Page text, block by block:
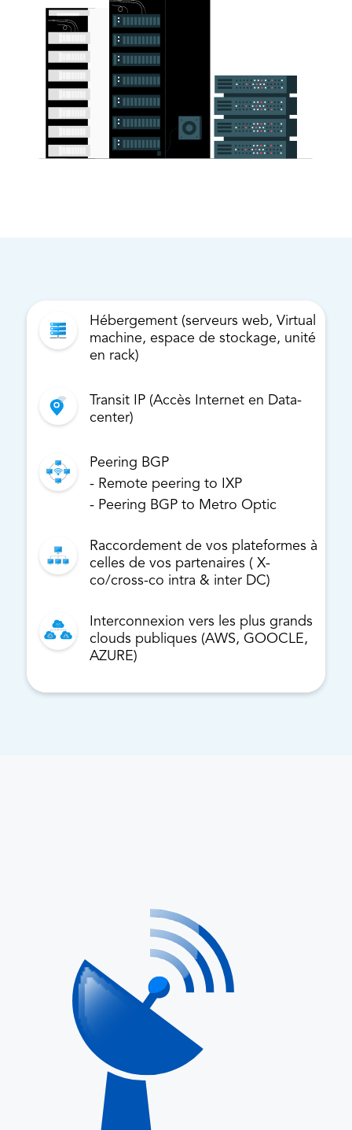
Hébergement (serveurs web, Virtual
machine, espace de stockage, unité
en rack)
Transit IP (Accès Internet en Data-
center)
Peering BGP
- Remote peering to IXP
- Peering BGP to Metro Optic
Raccordement de vos plateformes à
celles de vos partenaires ( X-
co/cross-co intra & inter DC)
Interconnexion vers les plus grands
clouds publiques (AWS, GOOCLE,
AZURE)